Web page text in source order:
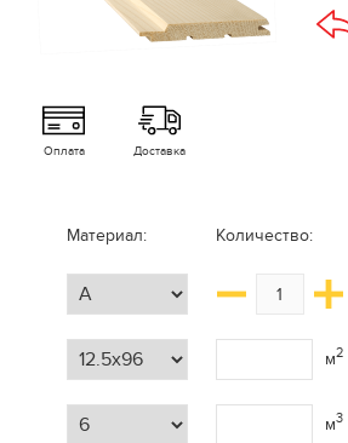
Оплата Доставка
Материал: Количество:
м2
м3